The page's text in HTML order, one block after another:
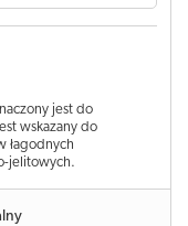
jest do
wskazany do
łagodnych
jelitowych.